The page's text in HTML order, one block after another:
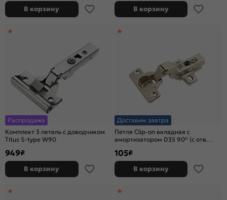
В корзину В корзину
Распродажа
Комплект 3 петель c доводчиком
Titus S-type W90
949₽
В корзину
Доставим завтра
Петля Clip-on вкладная с
амортизатором D35 90° (с отв.
105₽
В корзину